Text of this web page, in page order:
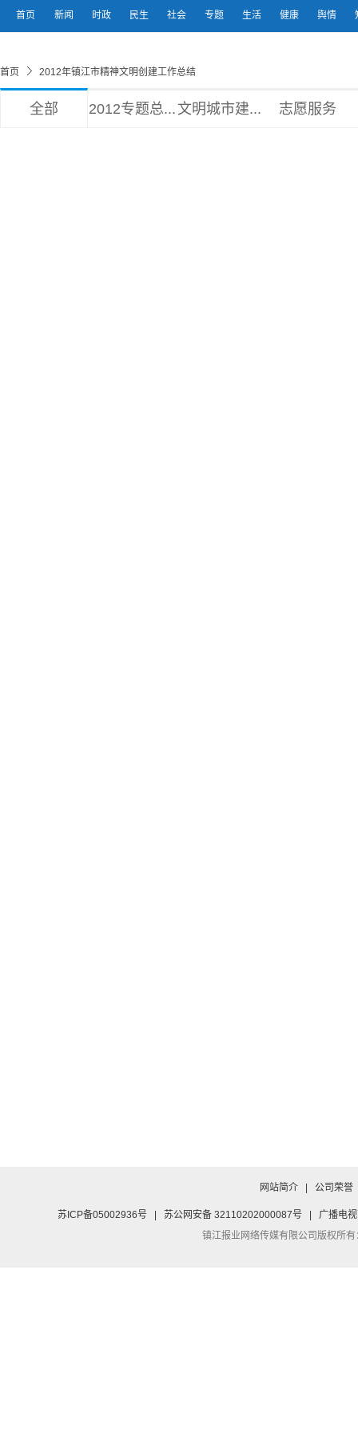
首页 新闻 时政 民生 社会 专题 生活 健康 舆情
首页 2012年镇江市精神文明创建工作总结
全部 2012专题总... 文明城市建... 志愿服务
网站简介 公司荣誉
苏ICP备05002936号 苏公网安备 32110202000087号
广播电
镇江报业网络传媒有限公司版权所